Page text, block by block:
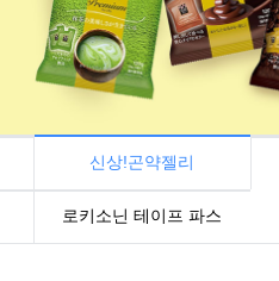
신상!곤약젤리
로키소닌 테이프 파스